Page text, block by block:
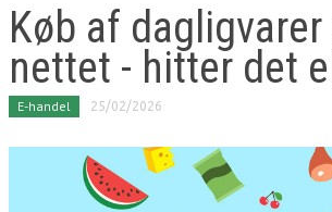
Køb af dagligvarer
nettet - hitter det
E-handel 25/02/2026